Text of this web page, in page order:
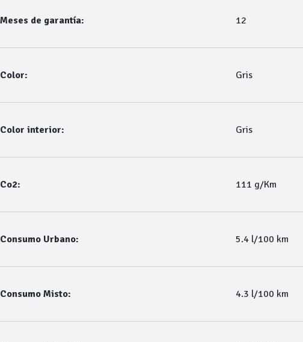
Meses de garantía: 12
Color: Gris
Color interior: Gris
Co2: 111 g/Km
Consumo Urbano: 5.4 l/100 km
Consumo Misto: 4.3 l/100 km